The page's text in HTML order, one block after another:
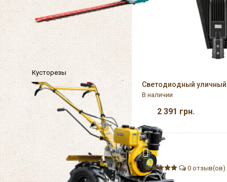
Кусторезы
Светодиодный уличный
В наличии
2 391 грн.
0 отзыв(ов)